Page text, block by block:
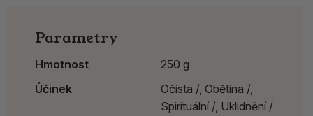
Parametry
Hmotnost
250 g
Účinek
Očista /, Obětina /,
Spirituální /, Uklidnění /